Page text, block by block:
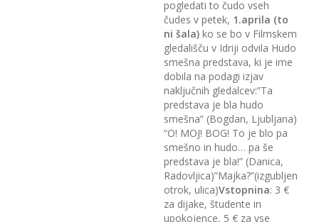
pogledati to čudo vseh
čudes v petek, 1.aprila (to
ni šala) ko se bo v Filmskem
gledališču v Idriji odvila Hudo
smešna predstava, ki je ime
dobila na podagi izjav
naključnih gledalcev:”Ta
predstava je bla hudo
smešna” (Bogdan, Ljubljana)
“O! MOJ! BOG! To je blo pa
smešno in hudo… pa še
predstava je bla!” (Danica,
Radovljica)”Majka?”(izgubljen
otrok, ulica)Vstopnina: 3 €
za dijake, študente in
upokojence, 5 € za vse